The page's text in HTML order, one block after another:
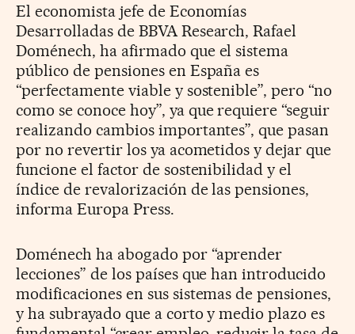
El economista jefe de Economías
Desarrolladas de BBVA Research, Rafael
Doménech, ha afirmado que el sistema
público de pensiones en España es
“perfectamente viable y sostenible”, pero “no
como se conoce hoy”, ya que requiere “seguir
realizando cambios importantes”, que pasan
por no revertir los ya acometidos y dejar que
funcione el factor de sostenibilidad y el
índice de revalorización de las pensiones,
informa Europa Press.
Doménech ha abogado por “aprender
lecciones” de los países que han introducido
modificaciones en sus sistemas de pensiones,
y ha subrayado que a corto y medio plazo es